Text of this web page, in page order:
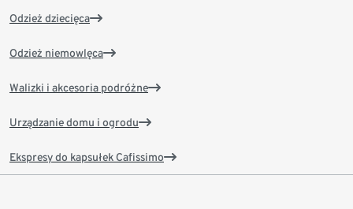
Odzież dziecięca
Odzież niemowlęca
Walizki i akcesoria podróżne
Urządzanie domu i ogrodu
Ekspresy do kapsułek Cafissimo